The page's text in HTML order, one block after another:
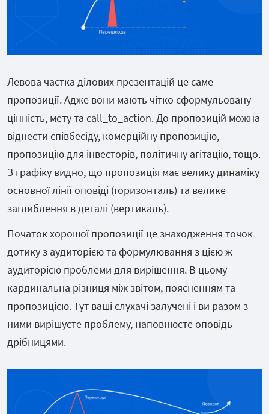
Левова частка ділових презентацій це саме
пропозиції. Адже вони мають чітко сформульовану
цінність, мету та call_to_action. До пропозицій можна
віднести співбесіду, комерційну пропозицію,
пропозицію для інвесторів, політичну агітацію, тощо.
З графіку видно, що пропозиція має велику динаміку
основної лінії оповіді (горизонталь) та велике
заглиблення в деталі (вертикаль).
Початок хорошої пропозиції це знаходження точок
дотику з аудиторією та формулювання з цією ж
аудиторією проблеми для вирішення. В цьому
кардинальна різниця між звітом, поясненням та
пропозицією. Тут ваші слухачі залучені і ви разом з
ними вирішуєте проблему, наповнюєте оповідь
дрібницями.